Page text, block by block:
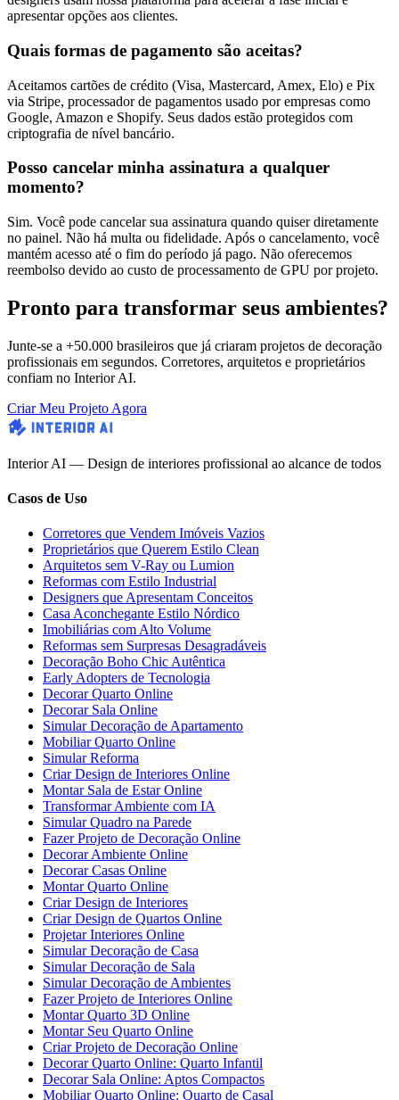
apresentar opções aos clientes.
Quais formas de pagamento são aceitas?
Aceitamos cartões de crédito (Visa, Mastercard, Amex, Elo) e Pix
via Stripe, processador de pagamentos usado por empresas como
Google, Amazon e Shopify. Seus dados estão protegidos com
criptografia de nível bancário.
Posso cancelar minha assinatura a qualquer
momento?
Sim. Você pode cancelar sua assinatura quando quiser diretamente
no painel. Não há multa ou fidelidade. Após o cancelamento, você
mantém acesso até o fim do período já pago. Não oferecemos
reembolso devido ao custo de processamento de GPU por projeto.
Pronto para transformar seus ambientes?
Junte-se a +50.000 brasileiros que já criaram projetos de decoração
profissionais em segundos. Corretores, arquitetos e proprietários
confiam no Interior AI.
Criar Meu Projeto Agora
Interior AI — Design de interiores profissional ao alcance de todos
Casos de Uso
Corretores que Vendem Imóveis Vazios
Proprietários que Querem Estilo Clean
Arquitetos sem V-Ray ou Lumion
Reformas com Estilo Industrial
Designers que Apresentam Conceitos
Casa Aconchegante Estilo Nórdico
Imobiliárias com Alto Volume
Reformas sem Surpresas Desagradáveis
Decoração Boho Chic Autêntica
Early Adopters de Tecnologia
Decorar Quarto Online
Decorar Sala Online
Simular Decoração de Apartamento
Mobiliar Quarto Online
Simular Reforma
Criar Design de Interiores Online
Montar Sala de Estar Online
Transformar Ambiente com IA
Simular Quadro na Parede
Fazer Projeto de Decoração Online
Decorar Ambiente Online
Decorar Casas Online
Montar Quarto Online
Criar Design de Interiores
Criar Design de Quartos Online
Projetar Interiores Online
Simular Decoração de Casa
Simular Decoração de Sala
Simular Decoração de Ambientes
Fazer Projeto de Interiores Online
Montar Quarto 3D Online
Montar Seu Quarto Online
Criar Projeto de Decoração Online
Decorar Quarto Online: Quarto Infantil
Decorar Sala Online: Aptos Compactos
Mobiliar Quarto Online: Quarto de Casal